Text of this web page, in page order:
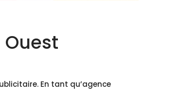
En tant qu’agence